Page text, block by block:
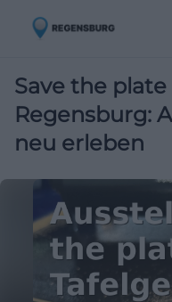
Save the plate
Regensburg:
neu erleben